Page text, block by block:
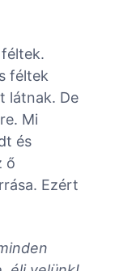
féltek
látnak. De
Mi
és
ő
Ezért